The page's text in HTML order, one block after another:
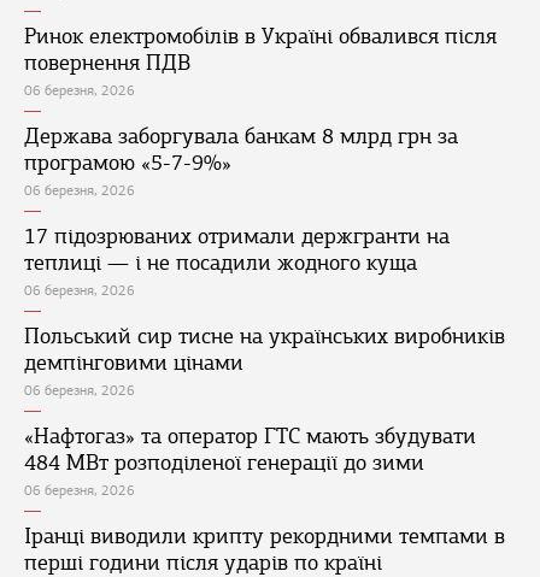
Ринок електромобілів в Україні обвалився після
повернення ПДВ
06 березня, 2026
Держава заборгувала банкам 8 млрд грн за
програмою «5-7-9%»
06 березня, 2026
17 підозрюваних отримали держгранти на
теплиці — і не посадили жодного куща
06 березня, 2026
Польський сир тисне на українських виробників
демпінговими цінами
06 березня, 2026
«Нафтогаз» та оператор ГТС мають збудувати
484 МВт розподіленої генерації до зими
06 березня, 2026
Іранці виводили крипту рекордними темпами в
перші години після ударів по країні